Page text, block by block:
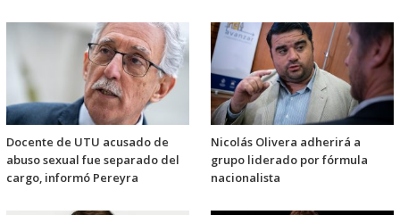
Docente de UTU acusado de
abuso sexual fue separado del
cargo, informó Pereyra
Nicolás Olivera adherirá a
grupo liderado por fórmula
nacionalista